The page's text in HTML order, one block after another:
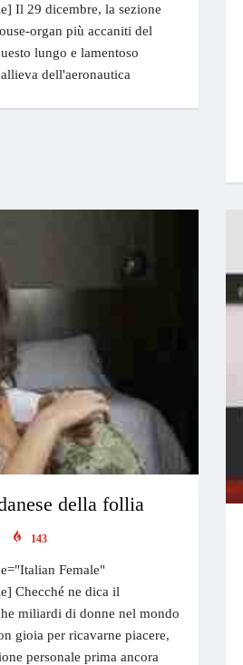
Il 29 dicembre, la sezione
organ più accaniti del
lungo e lamentoso
dell'aeronautica
della follia
143
Female"
Checché ne dica il
miliardi di donne nel mondo
gioia per ricavarne piacere,
personale prima ancora